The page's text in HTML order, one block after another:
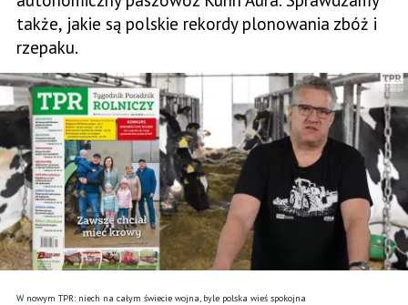
W nowym TPR: niech na całym świecie wojna, byle polska wieś spokojna
także, jakie są polskie rekordy plonowania zbóż i
rzepaku.